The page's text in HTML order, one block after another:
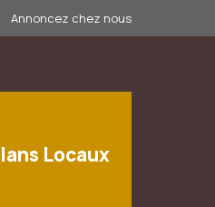
Annoncez chez nous
Locaux